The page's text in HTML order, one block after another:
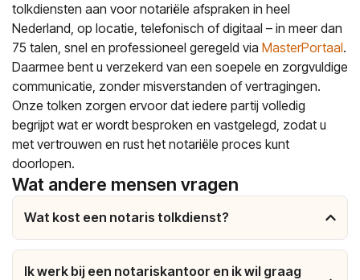
tolkdiensten aan voor notariële afspraken in heel
Nederland, op locatie, telefonisch of digitaal – in meer dan
75 talen, snel en professioneel geregeld via MasterPortaal.
Daarmee bent u verzekerd van een soepele en zorgvuldige
communicatie, zonder misverstanden of vertragingen.
Onze tolken zorgen ervoor dat iedere partij volledig
begrijpt wat er wordt besproken en vastgelegd, zodat u
met vertrouwen en rust het notariële proces kunt
doorlopen.
Wat andere mensen vragen
Wat kost een notaris tolkdienst?
Ik werk bij een notariskantoor en ik wil graag